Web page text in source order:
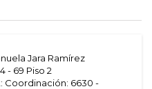
Jara Ramírez
- 69 Piso 2
Coordinación: 6630 -